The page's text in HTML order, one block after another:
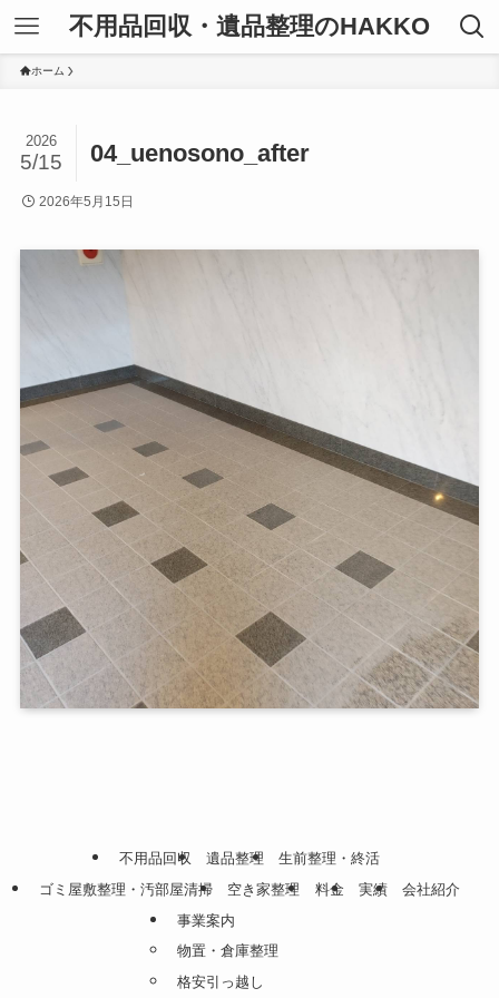
不用品回収・遺品整理のHAKKO
ホーム
04_uenosono_after
2026
5/15
2026年5月15日
不用品回収 遺品整理
生前整理・終活
ゴミ屋敷整理・汚部屋清掃
空き家整理 料金 実績
会社紹介
事業案内
物置・倉庫整理
格安引っ越し